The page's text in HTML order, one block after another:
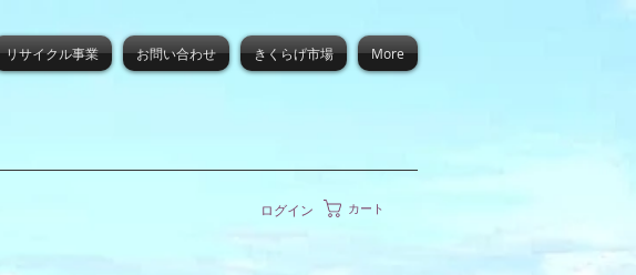
リサイクル事業 お問い合わせ きくらげ市場 More
ログイン カート